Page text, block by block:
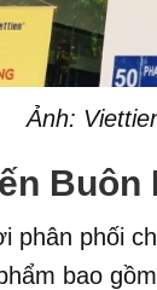
Ảnh:
Buôn
phân phối
bao